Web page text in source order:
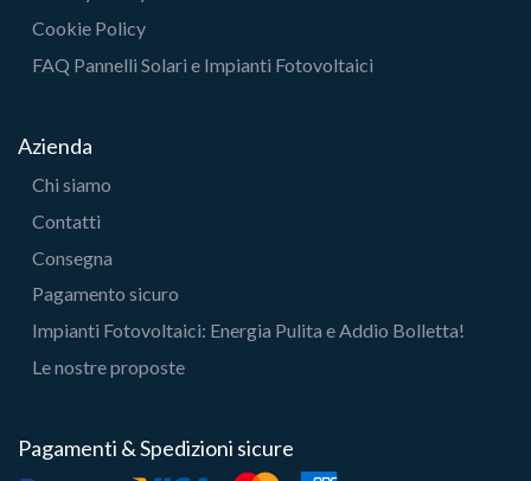
Cookie Policy
FAQ Pannelli Solari e Impianti Fotovoltaici
Azienda
Chi siamo
Contatti
Consegna
Pagamento sicuro
Impianti Fotovoltaici: Energia Pulita e Addio Bolletta!
Le nostre proposte
Pagamenti & Spedizioni sicure